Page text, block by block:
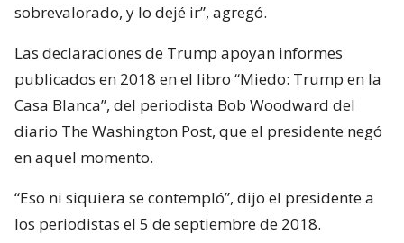
sobrevalorado, y lo dejé ir”, agregó.
Las declaraciones de Trump apoyan informes
publicados en 2018 en el libro “Miedo: Trump en la
Casa Blanca”, del periodista Bob Woodward del
diario The Washington Post, que el presidente negó
en aquel momento.
“Eso ni siquiera se contempló”, dijo el presidente a
los periodistas el 5 de septiembre de 2018.